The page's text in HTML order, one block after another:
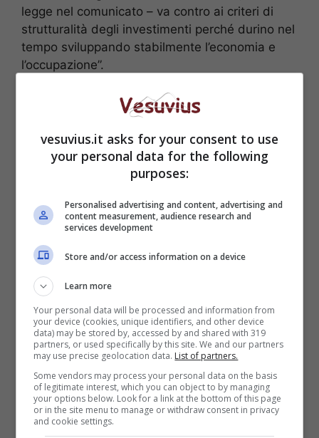
legge nel comunicato – va contro ai criteri di
strutturalità degli investimenti perché durino nel
tempo sviluppando stabilmente l’economia e
l’occupazione”.
Il salone internazionale della nautica
tiene a Napoli ha già avuto modo di dimostrare,
secondo quanto afferma Lino Ferrara, la sua
capacità di fungere da evento di promozione
territoriale attirando 100mila visitatori nella
scorsa edizione: “Quale sarebbe stato il destino
del Nauticud – conclude la nota- se si fosse
avvantaggiato dell’attenzione istituzionale
vesuvius.it asks for your consent to use
your personal data for the following
purposes:
Personalised advertising and content, advertising and
content measurement, audience research and
services development
Store and/or access information on a device
Learn more
Your personal data will be processed and information from
your device (cookies, unique identifiers, and other device
data) may be stored by, accessed by and shared with 319
partners, or used specifically by this site. We and our partners
may use precise geolocation data. List of partners.
Some vendors may process your personal data on the basis
of legitimate interest, which you can object to by managing
your options below. Look for a link at the bottom of this page
or in the site menu to manage or withdraw consent in privacy
and cookie settings.